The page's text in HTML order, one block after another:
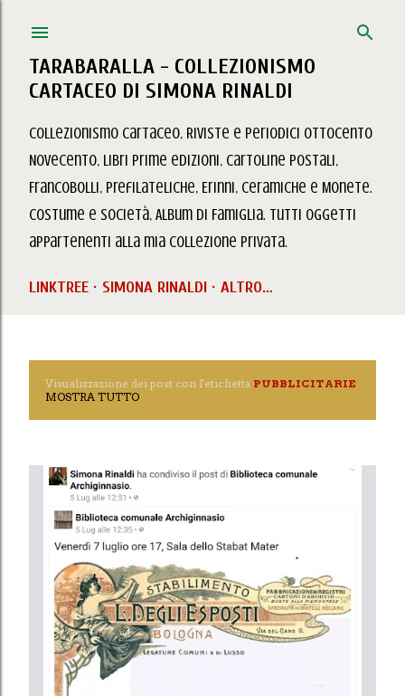
TARABARALLA - COLLEZIONISMO
CARTACEO DI SIMONA RINALDI
Collezionismo Cartaceo, Riviste e Periodici Ottocento
Novecento, Libri prime edizioni, Cartoline Postali,
Francobolli, Prefilateliche, Erinni, Ceramiche e Monete.
Costume e Società, Album di Famiglia. Tutti oggetti
appartenenti alla mia collezione privata.
LINKTREE SIMONA RINALDI ALTRO…
Visualizzazione dei post con l'etichetta PUBBLICITARIE
MOSTRA TUTTO